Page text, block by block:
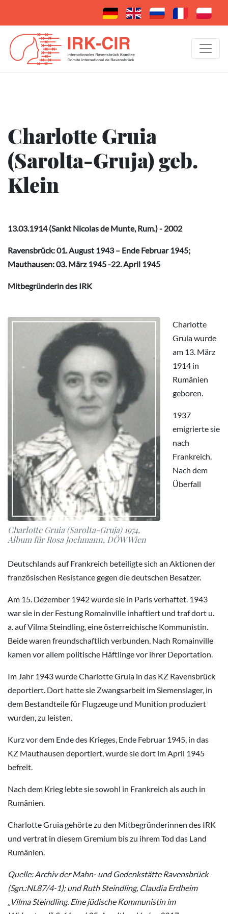
Charlotte Gruia
(Sarolta-Gruja) geb.
Klein
13.03.1914 (Sankt Nicolas de Munte, Rum.) - 2002
Ravensbrück: 01. August 1943 – Ende Februar 1945;
Mauthausen: 03. März 1945 -22. April 1945
Mitbegründerin des IRK
Charlotte Gruia (Sarolta-Gruja) 1974,
Album für Rosa Jochmann, DÖW Wien
Charlotte
Gruia wurde
am 13. März
1914 in
Rumänien
geboren.
1937
emigrierte sie
nach
Frankreich.
Nach dem
Überfall
Deutschlands auf Frankreich beteiligte sich an Aktionen der
französischen Resistance gegen die deutschen Besatzer.
Am 15. Dezember 1942 wurde sie in Paris verhaftet. 1943
war sie in der Festung Romainville inhaftiert und traf dort u.
a. auf Vilma Steindling, eine österreichische Kommunistin.
Beide waren freundschaftlich verbunden. Nach Romainville
kamen vor allem politische Häftlinge vor ihrer Deportation.
Im Jahr 1943 wurde Charlotte Gruia in das KZ Ravensbrück
deportiert. Dort hatte sie Zwangsarbeit im Siemenslager, in
dem Bestandteile für Flugzeuge und Munition produziert
wurden, zu leisten.
Kurz vor dem Ende des Krieges, Ende Februar 1945, in das
KZ Mauthausen deportiert, wurde sie dort im April 1945
befreit.
Nach dem Krieg lebte sie sowohl in Frankreich als auch in
Rumänien.
Charlotte Gruia gehörte zu den Mitbegründerinnen des IRK
und vertrat in diesem Gremium bis zu ihrem Tod das Land
Rumänien.
Quelle: Archiv der Mahn- und Gedenkstätte Ravensbrück
(Sgn.:NL87/4-1); und Ruth Steindling, Claudia Erdheim
„Vilma Steindling. Eine jüdische Kommunistin im